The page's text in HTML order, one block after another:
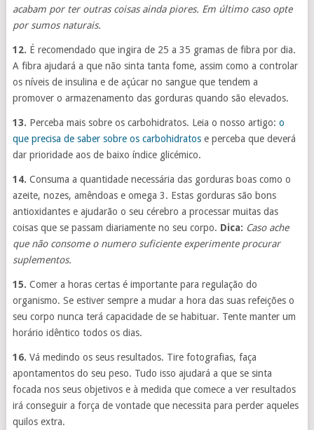
acabam por ter outras coisas ainda piores. Em último caso opte
por sumos naturais.
12. É recomendado que ingira de 25 a 35 gramas de fibra por dia.
A fibra ajudará a que não sinta tanta fome, assim como a controlar
os níveis de insulina e de açúcar no sangue que tendem a
promover o armazenamento das gorduras quando são elevados.
13. Perceba mais sobre os carbohidratos. Leia o nosso artigo: o
que precisa de saber sobre os carbohidratose perceba que deverá
dar prioridade aos de baixo índice glicémico.
14. Consuma a quantidade necessária das gorduras boas como o
azeite, nozes, amêndoas e omega 3. Estas gorduras são bons
antioxidantes e ajudarão o seu cérebro a processar muitas das
coisas que se passam diariamente no seu corpo. Dica: Caso ache
que não consome o numero suficiente experimente procurar
suplementos.
15. Comer a horas certas é importante para regulação do
organismo. Se estiver sempre a mudar a hora das suas refeições o
seu corpo nunca terá capacidade de se habituar. Tente manter um
horário idêntico todos os dias.
16. Vá medindo os seus resultados. Tire fotografias, faça
apontamentos do seu peso. Tudo isso ajudará a que se sinta
focada nos seus objetivos e à medida que comece a ver resultados
irá conseguir a força de vontade que necessita para perder aqueles
quilos extra.